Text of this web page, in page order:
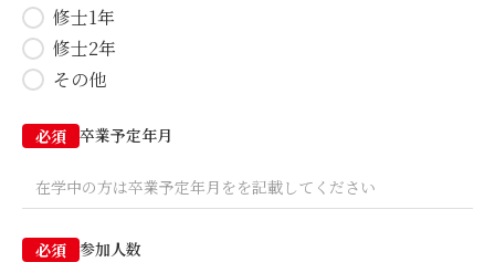
修士1年
修士2年
その他
必須 卒業予定年月
必須 参加人数